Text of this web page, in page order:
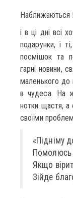
Наближаються
і в ці дні всі
подарунки, і
посмішок та
гарні новини,
маленького до
в чудеса. На
нотки щастя, а
своїми
«Підніму
Помолюсь
Якщо
Зійде